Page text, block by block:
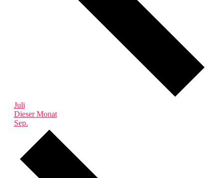
Juli
Dieser Monat
Sep.